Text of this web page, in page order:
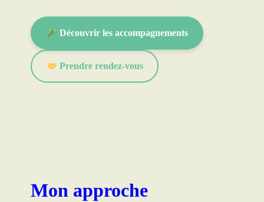
Découvrir les accompagnements
Prendre rendez-vous
Mon approche